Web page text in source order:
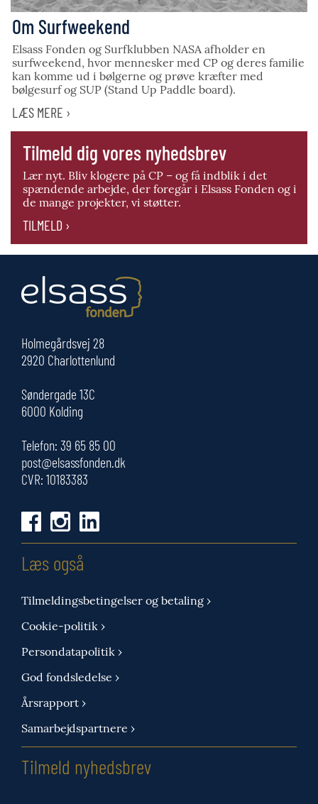
Om Surfweekend
Elsass Fonden og Surfklubben NASA afholder en
surfweekend, hvor mennesker med CP og deres familie
kan komme ud i bølgerne og prøve kræfter med
bølgesurf og SUP (Stand Up Paddle board).
LÆS MERE ›
Tilmeld dig vores nyhedsbrev
Lær nyt. Bliv klogere på CP – og få indblik i det
spændende arbejde, der foregår i Elsass Fonden og i
de mange projekter, vi støtter.
TILMELD ›
Holmegårdsvej 28
2920 Charlottenlund
Søndergade 13C
6000 Kolding
Telefon: 39 65 85 00
post@elsassfonden.dk
CVR: 10183383
Læs også
Tilmeldingsbetingelser og betaling ›
Cookie-politik ›
Persondatapolitik ›
God fondsledelse ›
Årsrapport ›
Samarbejdspartnere ›
Tilmeld nyhedsbrev